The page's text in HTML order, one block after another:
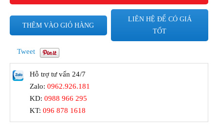
THÊM VÀO GIỎ HÀNG
LIÊN HỆ ĐỂ CÓ GIÁ
TỐT
Tweet
Hỗ trợ tư vấn 24/7
Zalo: 0962.926.181
KD: 0988 966 295
KT: 096 878 1618